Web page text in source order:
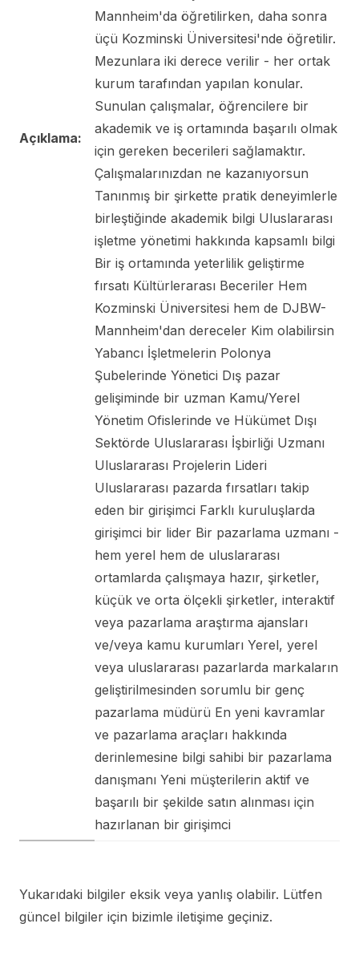
Açıklama:
Mannheim'da öğretilirken, daha sonra
üçü Kozminski Üniversitesi'nde öğretilir.
Mezunlara iki derece verilir - her ortak
kurum tarafından yapılan konular.
Sunulan çalışmalar, öğrencilere bir
akademik ve iş ortamında başarılı olmak
için gereken becerileri sağlamaktır.
Çalışmalarınızdan ne kazanıyorsun
Tanınmış bir şirkette pratik deneyimlerle
birleştiğinde akademik bilgi Uluslararası
işletme yönetimi hakkında kapsamlı bilgi
Bir iş ortamında yeterlilik geliştirme
fırsatı Kültürlerarası Beceriler Hem
Kozminski Üniversitesi hem de DJBW-
Mannheim'dan dereceler Kim olabilirsin
Yabancı İşletmelerin Polonya
Şubelerinde Yönetici Dış pazar
gelişiminde bir uzman Kamu/Yerel
Yönetim Ofislerinde ve Hükümet Dışı
Sektörde Uluslararası İşbirliği Uzmanı
Uluslararası Projelerin Lideri
Uluslararası pazarda fırsatları takip
eden bir girişimci Farklı kuruluşlarda
girişimci bir lider Bir pazarlama uzmanı -
hem yerel hem de uluslararası
ortamlarda çalışmaya hazır, şirketler,
küçük ve orta ölçekli şirketler, interaktif
veya pazarlama araştırma ajansları
ve/veya kamu kurumları Yerel, yerel
veya uluslararası pazarlarda markaların
geliştirilmesinden sorumlu bir genç
pazarlama müdürü En yeni kavramlar
ve pazarlama araçları hakkında
derinlemesine bilgi sahibi bir pazarlama
danışmanı Yeni müşterilerin aktif ve
başarılı bir şekilde satın alınması için
hazırlanan bir girişimci
Yukarıdaki bilgiler eksik veya yanlış olabilir. Lütfen
güncel bilgiler için bizimle iletişime geçiniz.